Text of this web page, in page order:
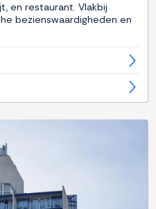
en restaurant. Vlakbij
bezienswaardigheden en